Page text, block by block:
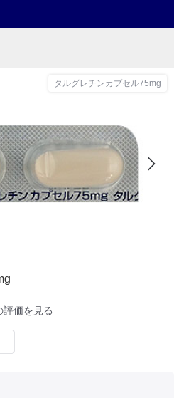
タルグレチンカプセル75mg
評価を見る